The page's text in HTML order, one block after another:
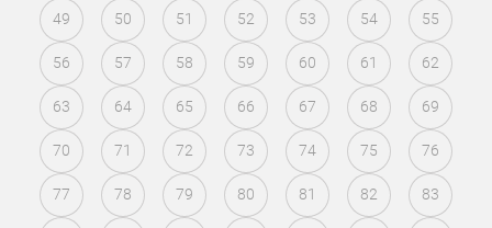
49 50 51 52 53 54 55
56 57 58 59 60 61 62
63 64 65 66 67 68 69
70 71 72 73 74 75 76
77 78 79 80 81 82 83